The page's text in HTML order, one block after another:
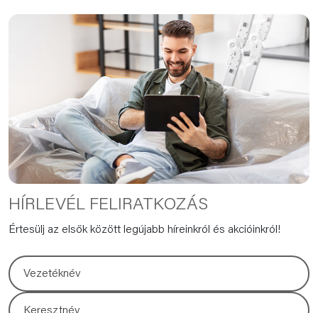
HÍRLEVÉL FELIRATKOZÁS
Értesülj az elsők között legújabb híreinkról és akcióinkról!